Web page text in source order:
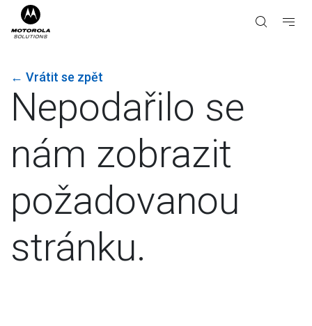
← Vrátit se zpět
Nepodařilo se
nám zobrazit
požadovanou
stránku.